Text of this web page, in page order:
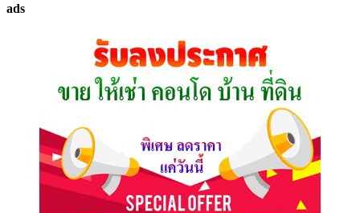
ที่
ads